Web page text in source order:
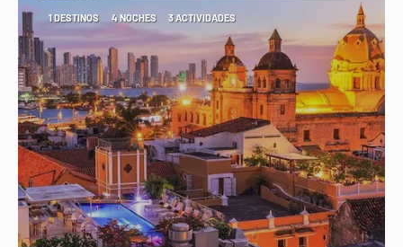
1 DESTINOS 4 NOCHES 3 ACTIVIDADES